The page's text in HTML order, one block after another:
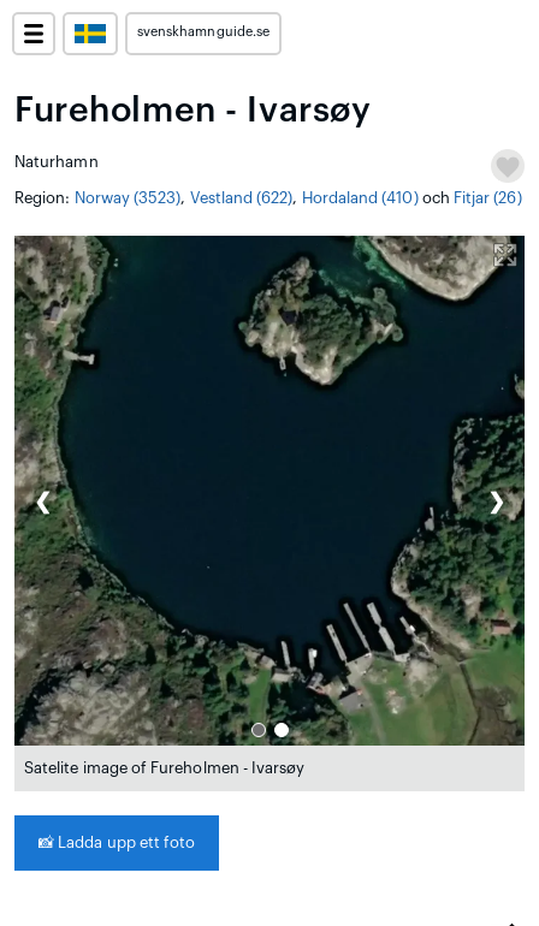
svenskhamnguide.se
Fureholmen - Ivarsøy
Naturhamn
Region: Norway (3523), Vestland (622), Hordaland (410)och Fitjar (26)
❮ ❯
Satelite image of Fureholmen - Ivarsøy
📸 Ladda upp ett foto